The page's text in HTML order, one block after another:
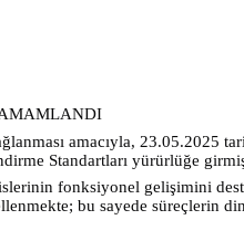
amacıyla, 23.05.2025
Standartları yürürlüğe
fonksiyonel gelişimini
bu sayede